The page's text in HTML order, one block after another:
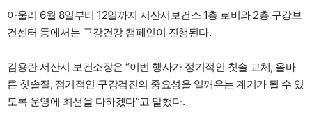
아울러 6월 8일부터 12일까지 서산시보건소 1층 로비와 2층 구강보
건센터 등에서는 구강건강 캠페인이 진행된다.
김용란 서산시 보건소장은 “이번 행사가 정기적인 칫솔 교체, 올바
른 칫솔질, 정기적인 구강검진의 중요성을 일깨우는 계기가 될 수 있
도록 운영에 최선을 다하겠다”고 말했다.